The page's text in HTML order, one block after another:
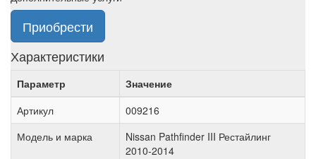
Приобрести
Характеристики
Параметр
Значение
Артикул
009216
Модель и марка
Nissan Pathfinder III Рестайлинг
2010-2014